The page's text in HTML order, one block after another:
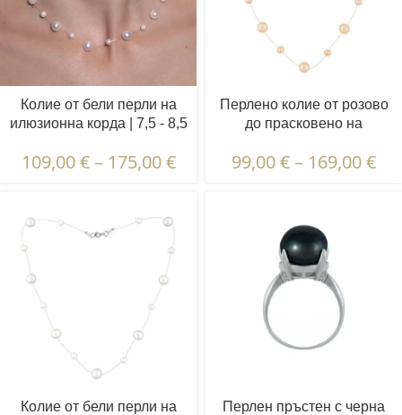
Колие от бели перли на
илюзионна корда | 7,5 - 8,5
перли | 21 бр.
109,00€ – 175,00€
Перлено колие от розово
до прасковено на
и 4,5 - 5,5 мм | Кръгли
99,00€– 169,00€
Колие от бели перли на
Перлен пръстен с черна